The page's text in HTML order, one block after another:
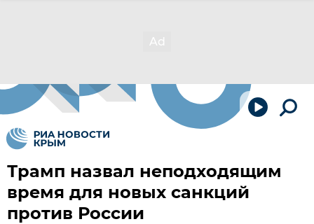
Трамп назвал неподходящим
время для новых санкций
против России